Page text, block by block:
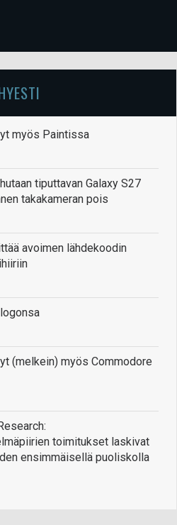
myös Paintissa
tiputtavan Galaxy S27
takakameran pois
avoimen lähdekoodin
(melkein) myös Commodore
toimitukset laskivat
ensimmäisellä puoliskolla